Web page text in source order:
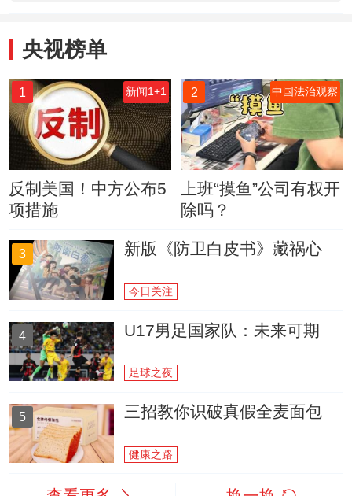
央视榜单
1 新闻1+1
反制美国！中方公布5
项措施
2 中国法治观察
上班“摸鱼”公司有权开
除吗？
3 新版《防卫白皮书》藏祸心
今日关注
4 U17男足国家队：未来可期
足球之夜
5 三招教你识破真假全麦面包
健康之路